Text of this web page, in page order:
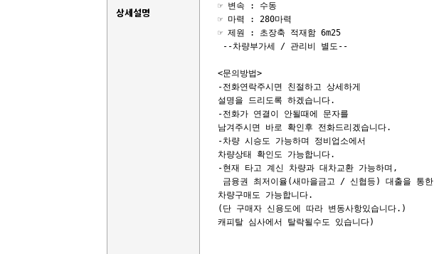
상세설명
☞ 변속 : 수동
☞ 마력 : 280마력
☞ 제원 : 초장축 적재함 6m25
--차량부가세 / 관리비 별도--
<문의방법>
-전화연락주시면 친절하고 상세하게
설명을 드리도록 하겠습니다.
-전화가 연결이 안될때에 문자를
남겨주시면 바로 확인후 전화드리겠습니다.
-차량 시승도 가능하며 정비업소에서
차량상태 확인도 가능합니다.
-현재 타고 계신 차량과 대차교환 가능하며,
금융권 최저이율(새마을금고 / 신협등) 대출을 통한
차량구매도 가능합니다.
(단 구매자 신용도에 따라 변동사항있습니다.)
캐피탈 심사에서 탈락될수도 있습니다)